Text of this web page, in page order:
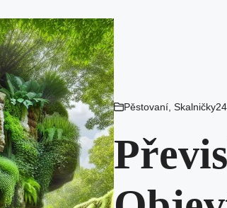
Pěstovaní, Skalničky